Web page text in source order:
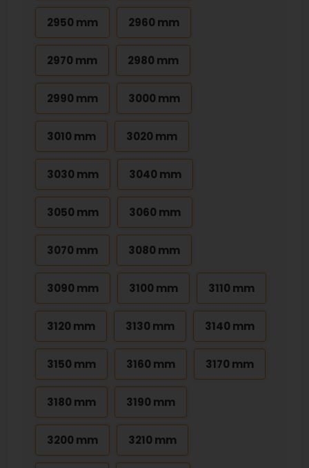
2950 mm 2960 mm
2970 mm 2980 mm
2990 mm 3000 mm
3010 mm 3020 mm
3030 mm 3040 mm
3050 mm 3060 mm
3070 mm 3080 mm
3090 mm 3100 mm 3110 mm
3120 mm 3130 mm 3140 mm
3150 mm 3160 mm 3170 mm
3180 mm 3190 mm
3200 mm 3210 mm